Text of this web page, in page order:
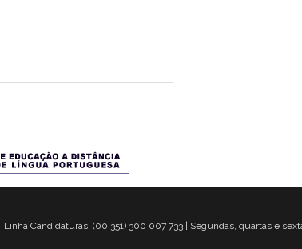
Linha Candidaturas: (00 351) 300 007 733 | Segundas, quartas e